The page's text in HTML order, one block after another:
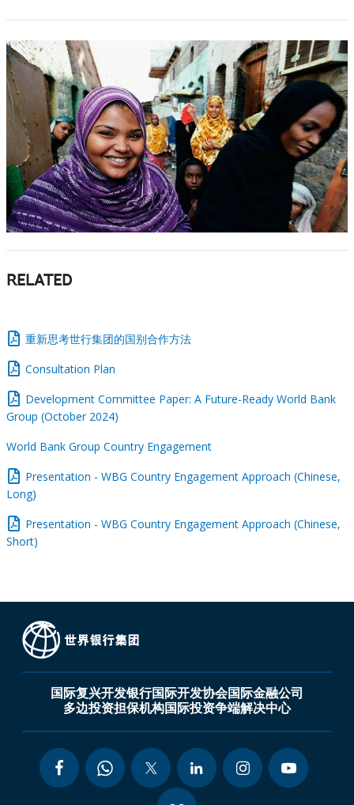
RELATED
重新思考世行集团的国别合作方法
Consultation Plan
Development Committee Paper: A Future-Ready World Bank
Group (October 2024)
World Bank Group Country Engagement
Presentation - WBG Country Engagement Approach (Chinese,
Long)
Presentation - WBG Country Engagement Approach (Chinese,
Short)
国际复兴开发银行国际开发协会国际金融公司
多边投资担保机构国际投资争端解决中心